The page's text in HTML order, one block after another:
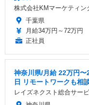
株式会社KMマーケティン
千葉県
月給34万円～72万円
正社員
神奈川県/月給 22万円
日 リモートワークも相
レイズネクスト総合サー